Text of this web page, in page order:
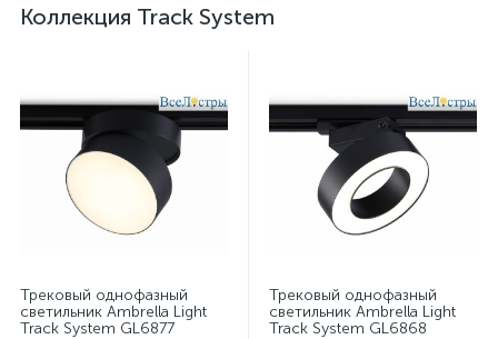
Коллекция Track System
Трековый однофазный
светильник Ambrella Light
Track System GL6877
Трековый однофазный
светильник Ambrella Light
Track System GL6868